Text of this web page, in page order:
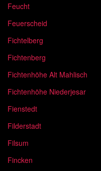
Feucht
Feuerscheid
Fichtelberg
Fichtenberg
Fichtenhöhe Alt Mahlisch
Fichtenhöhe Niederjesar
Fienstedt
Filderstadt
Filsum
Fincken